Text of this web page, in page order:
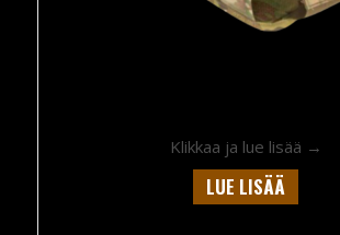
Klikkaa ja lue lisää →
LUE LISÄÄ